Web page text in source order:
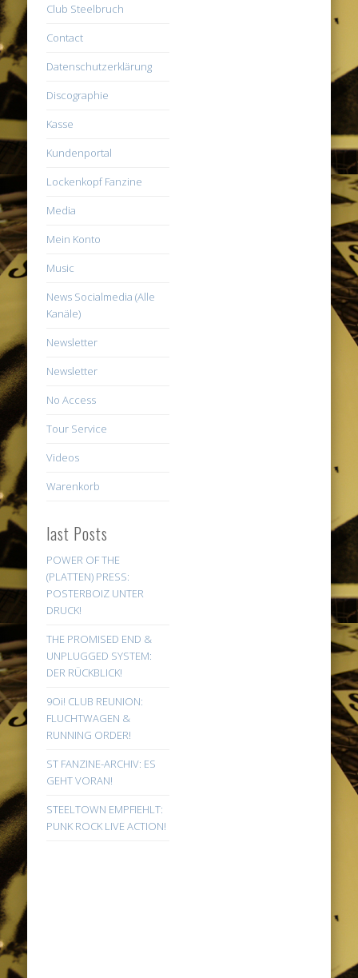
Club Steelbruch
Contact
Datenschutzerklärung
Discographie
Kasse
Kundenportal
Lockenkopf Fanzine
Media
Mein Konto
Music
News Socialmedia (Alle
Kanäle)
Newsletter
Newsletter
No Access
Tour Service
Videos
Warenkorb
last Posts
POWER OF THE
(PLATTEN) PRESS:
POSTERBOIZ UNTER
DRUCK!
THE PROMISED END &
UNPLUGGED SYSTEM:
DER RÜCKBLICK!
9Oi! CLUB REUNION:
FLUCHTWAGEN &
RUNNING ORDER!
ST FANZINE-ARCHIV: ES
GEHT VORAN!
STEELTOWN EMPFIEHLT:
PUNK ROCK LIVE ACTION!